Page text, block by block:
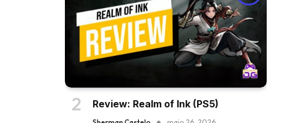
Review: Realm of Ink (PS5)